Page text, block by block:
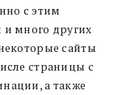
с этим
и много других
сайты
страницы с
а также